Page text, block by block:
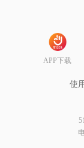
APP下载
使